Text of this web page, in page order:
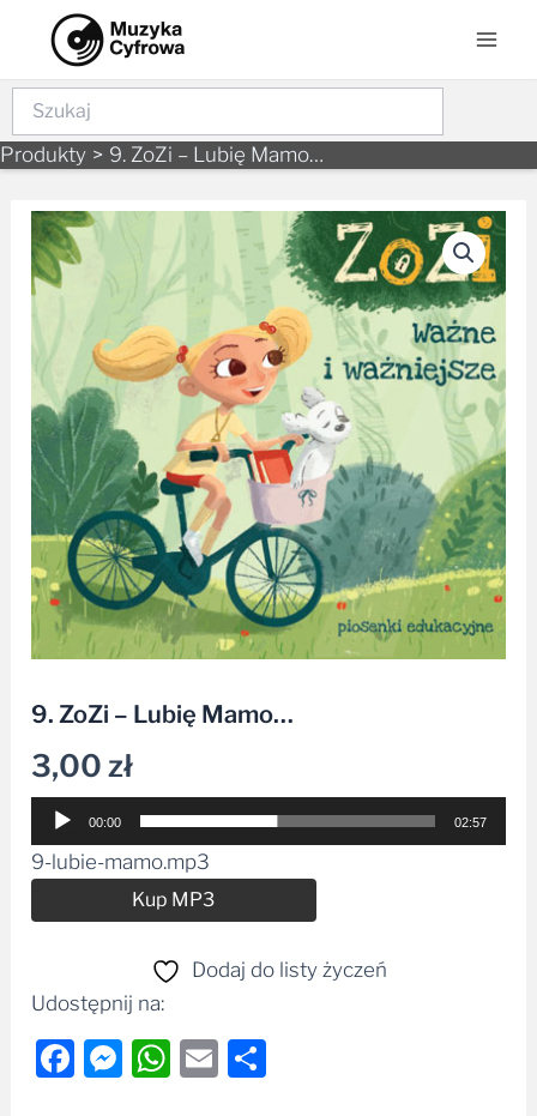
content
Szukaj
Produkty 9. ZoZi – Lubię Mamo…
9. ZoZi – Lubię Mamo…
3,00zł
Odtwarzacz
plików
dźwiękowych
00:00 02:57
9-lubie-mamo.mp3
Kup MP3
Dodaj do listy życzeń
Udostępnij na:
Facebook
Messenger
WhatsApp
Email